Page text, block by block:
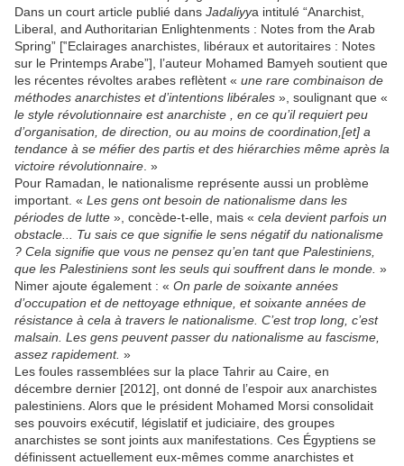
Dans un court article publié dans Jadaliyya intitulé “Anarchist,
Liberal, and Authoritarian Enlightenments : Notes from the Arab
Spring” [‟Eclairages anarchistes, libéraux et autoritaires : Notes
sur le Printemps Arabe”], l’auteur Mohamed Bamyeh soutient que
les récentes révoltes arabes reflètent « une rare combinaison de
méthodes anarchistes et d’intentions libérales », soulignant que «
le style révolutionnaire est anarchiste , en ce qu’il requiert peu
d’organisation, de direction, ou au moins de coordination,[et] a
tendance à se méfier des partis et des hiérarchies même après la
victoire révolutionnaire . »
Pour Ramadan, le nationalisme représente aussi un problème
important. « Les gens ont besoin de nationalisme dans les
périodes de lutte », concède-t-elle, mais « cela devient parfois un
obstacle... Tu sais ce que signifie le sens négatif du nationalisme
? Cela signifie que vous ne pensez qu’en tant que Palestiniens,
que les Palestiniens sont les seuls qui souffrent dans le monde. »
Nimer ajoute également : « On parle de soixante années
d’occupation et de nettoyage ethnique, et soixante années de
résistance à cela à travers le nationalisme. C’est trop long, c’est
malsain. Les gens peuvent passer du nationalisme au fascisme,
assez rapidement. »
Les foules rassemblées sur la place Tahrir au Caire, en
décembre dernier [2012], ont donné de l’espoir aux anarchistes
palestiniens. Alors que le président Mohamed Morsi consolidait
ses pouvoirs exécutif, législatif et judiciaire, des groupes
anarchistes se sont joints aux manifestations. Ces Égyptiens se
définissent actuellement eux-mêmes comme anarchistes et